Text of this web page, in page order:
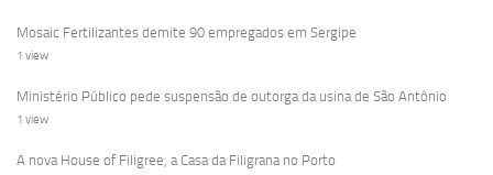
Mosaic Fertilizantes demite 90 empregados em Sergipe
1 view
Ministério Público pede suspensão de outorga da usina de São Antônio
1 view
A nova House of Filigree, a Casa da Filigrana no Porto